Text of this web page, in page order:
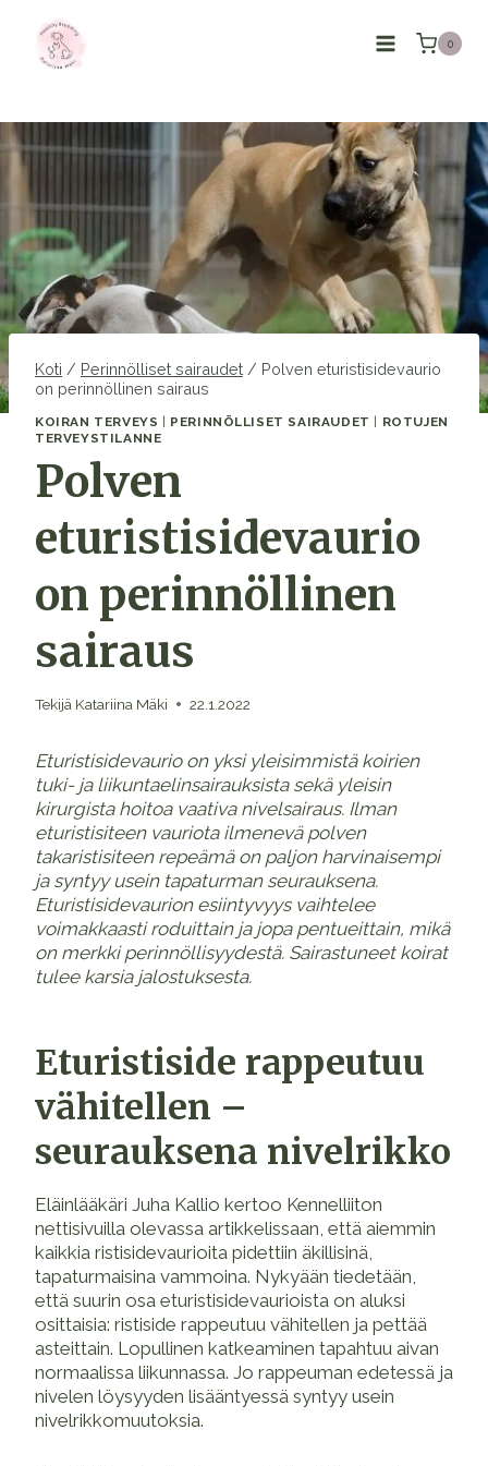
sisältöön
0
Koti / Perinnölliset sairaudet / Polven eturistisidevaurio
on perinnöllinen sairaus
KOIRAN TERVEYS PERINNÖLLISET SAIRAUDET
ROTUJEN
TERVEYSTILANNE
Polven
eturistisidevaurio
on perinnöllinen
sairaus
Tekijä Katariina Mäki 22.1.2022
Eturistisidevaurio on yksi yleisimmistä koirien
tuki- ja liikuntaelinsairauksista sekä yleisin
kirurgista hoitoa vaativa nivelsairaus. Ilman
eturistisiteen vauriota ilmenevä polven
takaristisiteen repeämä on paljon harvinaisempi
ja syntyy usein tapaturman seurauksena.
Eturistisidevaurion esiintyvyys vaihtelee
voimakkaasti roduittain ja jopa pentueittain, mikä
on merkki perinnöllisyydestä. Sairastuneet koirat
tulee karsia jalostuksesta.
Eturistiside rappeutuu
vähitellen –
seurauksena nivelrikko
Eläinlääkäri Juha Kallio kertoo Kennelliiton
nettisivuilla olevassa artikkelissaan, että aiemmin
kaikkia ristisidevaurioita pidettiin äkillisinä,
tapaturmaisina vammoina. Nykyään tiedetään,
että suurin osa eturistisidevaurioista on aluksi
osittaisia: ristiside rappeutuu vähitellen ja pettää
asteittain. Lopullinen katkeaminen tapahtuu aivan
normaalissa liikunnassa. Jo rappeuman edetessä ja
nivelen löysyyden lisääntyessä syntyy usein
nivelrikkomuutoksia.